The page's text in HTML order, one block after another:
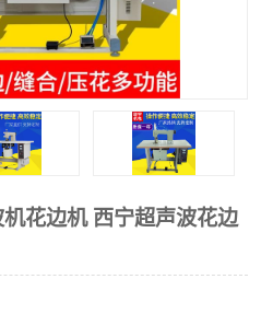
花边机 西宁超声波花边